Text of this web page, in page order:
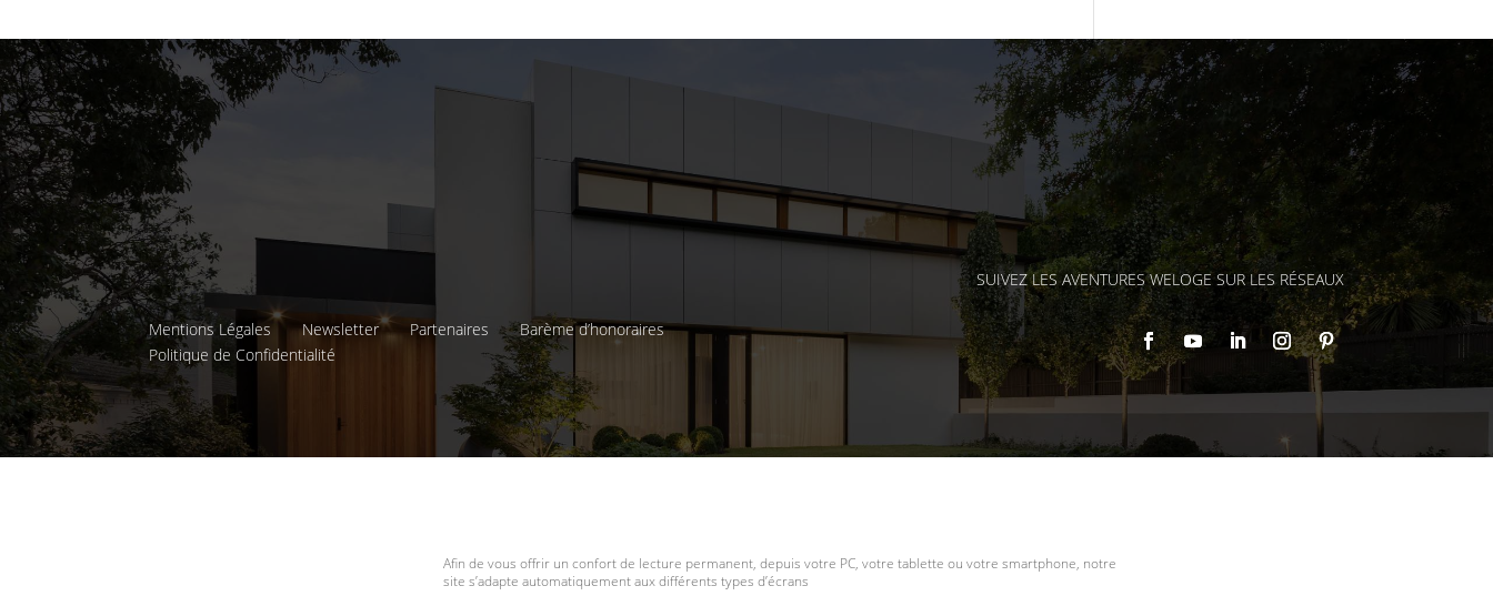
Mentions Légales Newsletter Partenaires
Barème d’honoraires
Politique de Confidentialité
SUIVEZ LES AVENTURES WELOGE SUR LES RÉSEAUX
Afin de vous offrir un confort de lecture permanent, depuis votre PC, votre tablette ou votre smartphone, notre
site s’adapte automatiquement aux différents types d’écrans